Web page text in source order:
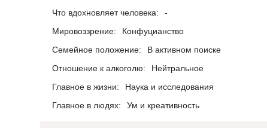
Что вдохновляет человека:
-
Мировоззрение:
Конфуцианство
Семейное положение:
В активном поиске
Отношение к алкоголю:
Нейтральное
Главное в жизни:
Наука и исследования
Главное в людях:
Ум и креативность